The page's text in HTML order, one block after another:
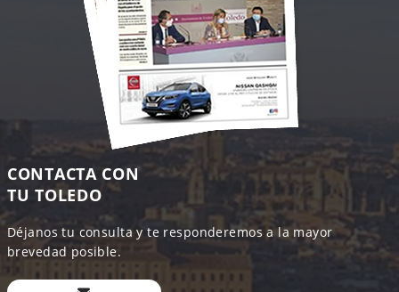
CONTACTA CON
TU TOLEDO
Déjanos tu consulta y te responderemos a la mayor
brevedad posible.